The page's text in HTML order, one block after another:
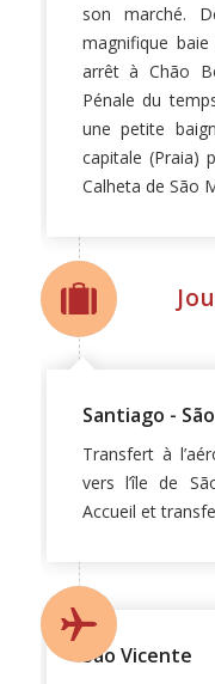
son marché.
magnifique
arrêt à Chão
Pénale du
une petite
capitale (Praia)
Calheta de São
Santiago -
Transfert à
vers l’île de
Accueil et
São Vicente